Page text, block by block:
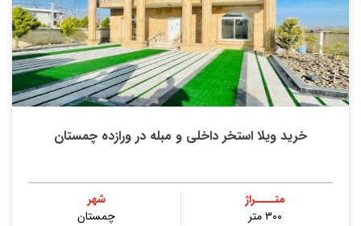
خرید ویلا استخر داخلی و مبله در ورازده چمستان
متــــراژ
۳۰۰ متر
شهر
چمستان